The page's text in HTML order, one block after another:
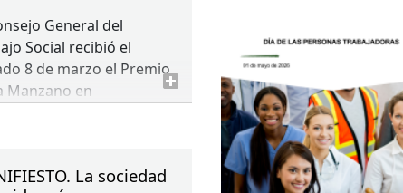
General del
Social recibió el
8 de marzo el Premio
Manzano en
social en defensa del
La sociedad